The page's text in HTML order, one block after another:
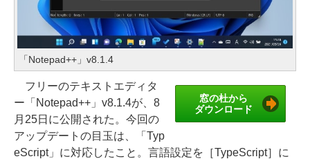
「Notepad++」v8.1.4
窓の杜から
ダウンロード
フリーのテキストエディタ
ー「Notepad++」v8.1.4が、8
月25日に公開された。今回の
アップデートの目玉は、「Typ
eScript」に対応したこと。言語設定を［TypeScript］に